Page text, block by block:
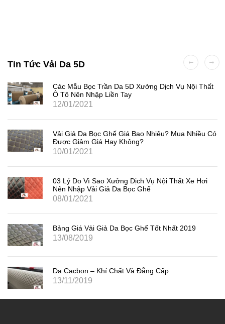
Tin Tức Vải Da 5D
Các Mẫu Bọc Trần Da 5D Xưởng Dịch Vụ Nội Thất
Ô Tô Nên Nhập Liền Tay
12/01/2021
Vải Giả Da Bọc Ghế Giá Bao Nhiêu? Mua Nhiều Có
Được Giảm Giá Hay Không?
10/01/2021
03 Lý Do Vì Sao Xưởng Dịch Vụ Nội Thất Xe Hơi
Nên Nhập Vải Giả Da Bọc Ghế
08/01/2021
Bảng Giá Vải Giả Da Bọc Ghế Tốt Nhất 2019
13/08/2019
Da Cacbon – Khí Chất Và Đẳng Cấp
13/11/2019